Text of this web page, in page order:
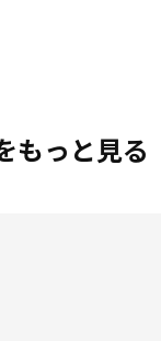
もっと見る